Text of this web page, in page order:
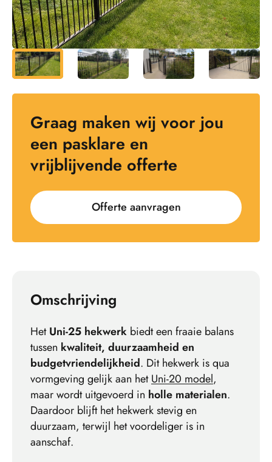
Graag maken wij voor jou
een pasklare en
vrijblijvende offerte
Offerte aanvragen
Omschrijving
HetUni-25 hekwerk biedt een fraaie balans
tussen kwaliteit, duurzaamheid en
budgetvriendelijkheid. Dit hekwerk is qua
vormgeving gelijk aan hetUni-20 model,
maar wordt uitgevoerd in holle materialen.
Daardoor blijft het hekwerk stevig en
duurzaam, terwijl het voordeliger is in
aanschaf.